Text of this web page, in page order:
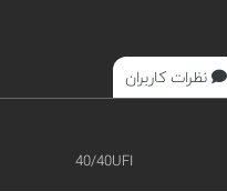
نظرات کاربران
40/40UFI